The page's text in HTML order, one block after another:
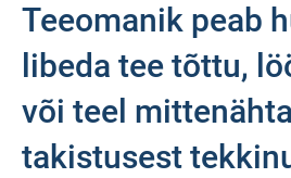
Teeomanik peab
libeda tee tõttu,
või teel
takistusest